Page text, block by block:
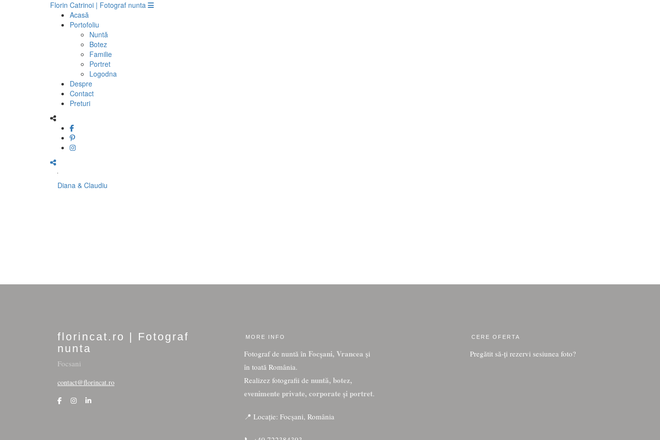
Florin Catrinoi | Fotograf nunta
Acasă
Portofoliu
Nuntă
Botez
Familie
Portret
Logodna
Despre
Contact
Preturi
Diana & Claudiu
florincat.ro | Fotograf
nunta
Focsani
contact@florincat.ro
MORE INFO
Fotograf de nuntă în Focșani, Vrancea și
în toată România.
Realizez fotografii de nuntă, botez,
evenimente private, corporate și portret.
📍 Locație: Focșani, România
CERE OFERTA
Pregătit să-ți rezervi sesiunea foto?